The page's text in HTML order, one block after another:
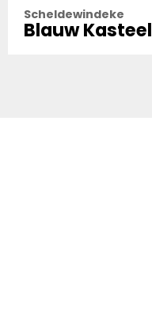
Scheldewindeke
Blauw Kasteel